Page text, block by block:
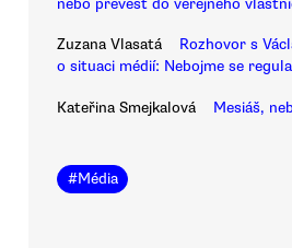
nebo převést do veřejného
Zuzana Vlasatá
Rozhovor s
o situaci médií: Nebojme se
Kateřina Smejkalová Mesiáš,
#Média